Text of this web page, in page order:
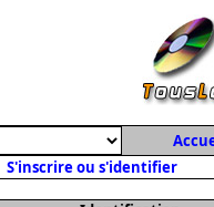
S'inscrire ou s'identifier